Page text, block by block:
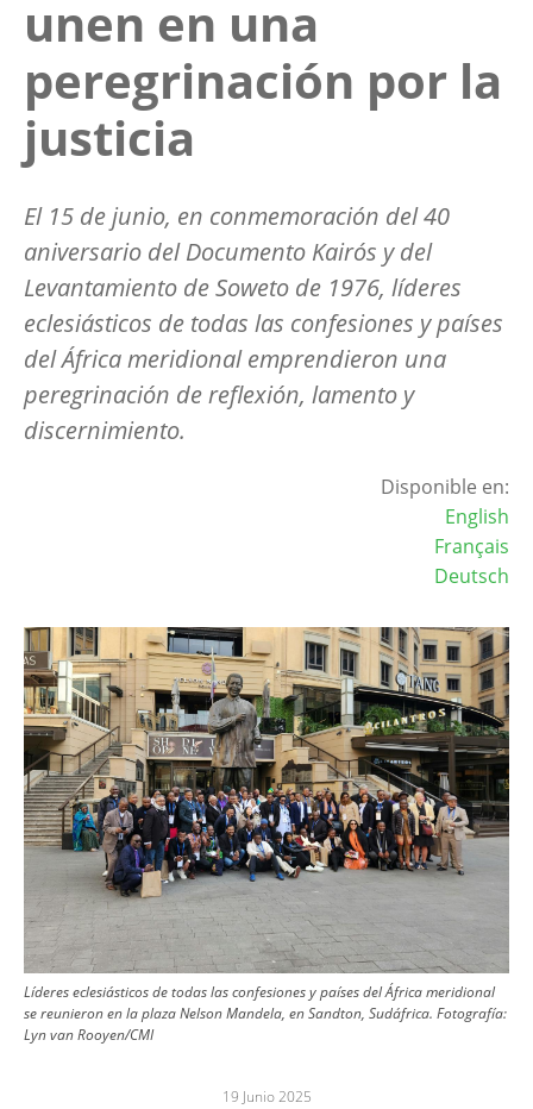
unen en una
peregrinación por la
justicia
El 15 de junio, en conmemoración del 40
aniversario del Documento Kairós y del
Levantamiento de Soweto de 1976, líderes
eclesiásticos de todas las confesiones y países
del África meridional emprendieron una
peregrinación de reflexión, lamento y
discernimiento.
Disponible en:
English
Français
Deutsch
Image
Líderes eclesiásticos de todas las confesiones y países del África meridional
se reunieron en la plaza Nelson Mandela, en Sandton, Sudáfrica. Fotografía:
Lyn van Rooyen/CMI
19 Junio 2025